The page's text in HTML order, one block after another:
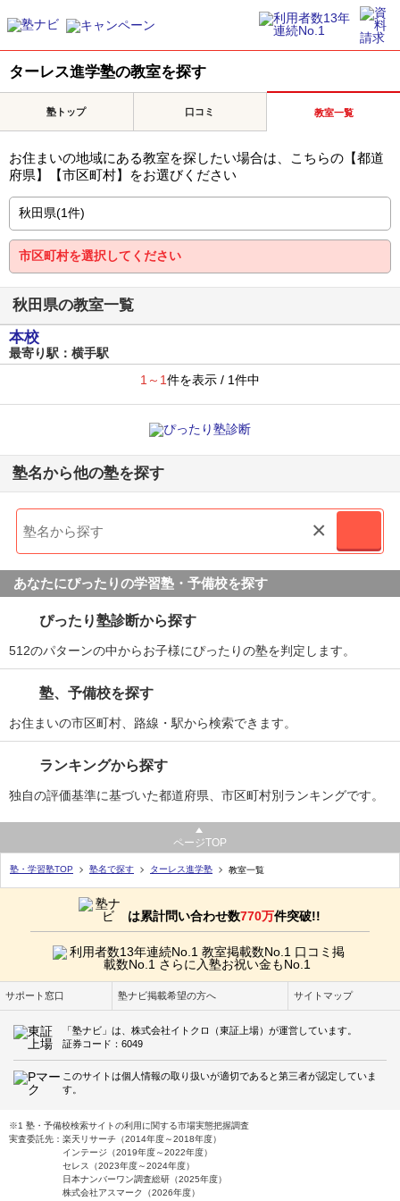
ターレス進学塾の教室を探す
塾トップ 口コミ 教室一覧
お住まいの地域にある教室を探したい場合は、こちらの【都道
府県】【市区町村】をお選びください
秋田県の教室一覧
本校
最寄り駅：横手駅
1～1件を表示 / 1件中
塾名から他の塾を探す
×
あなたにぴったりの学習塾・予備校を探す
ぴったり塾診断から探す
512のパターンの中からお子様にぴったりの塾を判定します。
塾、予備校を探す
お住まいの市区町村、路線・駅から検索できます。
ランキングから探す
独自の評価基準に基づいた都道府県、市区町村別ランキングです。
ページTOP
塾・学習塾TOP 塾名で探す ターレス進学塾 教室一覧
は累計問い合わせ数770万件突破!!
サポート窓口 塾ナビ掲載希望の方へ サイトマップ
「塾ナビ」は、株式会社イトクロ（東証上場）が運営しています。
証券コード：6049
このサイトは個人情報の取り扱いが適切であると第三者が認定していま
す。
※1 塾・予備校検索サイトの利用に関する市場実態把握調査
実査委託先：楽天リサーチ（2014年度～2018年度）
インテージ（2019年度～2022年度）
セレス（2023年度～2024年度）
日本ナンバーワン調査総研（2025年度）
株式会社アスマーク（2026年度）